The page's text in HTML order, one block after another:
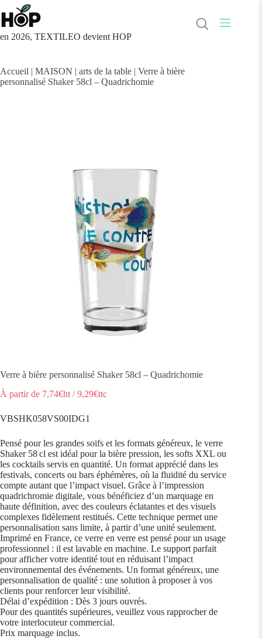
Passer
au
contenu
en 2026, TEXTILEO devient HOP
Accueil | MAISON | arts de la table | Verre à bière
personnalisé Shaker 58cl – Quadrichomie
Verre à bière personnalisé Shaker 58cl – Quadrichomie
À partir de 7,74€ht /9,29€ttc
VBSHK058VS00IDG1
Pensé pour les grandes soifs et les formats généreux, le verre
Shaker 58 cl est idéal pour la bière pression, les softs XXL ou
les cocktails servis en quantité. Un format apprécié dans les
festivals, concerts ou bars éphémères, où la fluidité du service
compte autant que l’impact visuel. Grâce à l’impression
quadrichromie digitale, vous bénéficiez d’un marquage en
haute définition, avec des couleurs éclatantes et des visuels
complexes fidèlement restitués. Cette technique permet une
personnalisation sans limite, à partir d’une unité seulement.
Imprimé en France, ce verre en verre est pensé pour un usage
professionnel : il est lavable en machine. Le support parfait
pour afficher votre identité tout en réduisant l’impact
environnemental des événements. Un format généreux, une
personnalisation de qualité : une solution à proposer à vos
clients pour renforcer leur visibilité.
Délai d’expédition : Dès 3 jours ouvrés.
Pour des quantités supérieures, veuillez vous rapprocher de
votre interlocuteur commercial.
Prix marquage inclus.